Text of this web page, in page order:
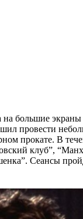
большие
провести
прокате. В
клуб”,
Сеансы